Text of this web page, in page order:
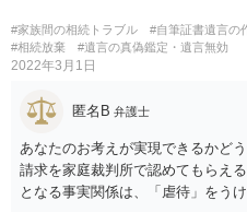
#家族間の相続トラブル #自筆証書遺言の
#相続放棄
#遺言の真偽鑑定・遺言無効
2022年3月1日
匿名B 弁護士
あなたのお考えが実現できるかど
請求を家庭裁判所で認めてもらえ
となる事実関係は、「虐待」をう